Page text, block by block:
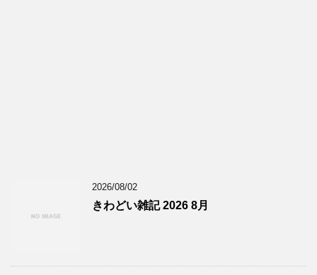
2026/08/02
きわどい雑記 2026 8月